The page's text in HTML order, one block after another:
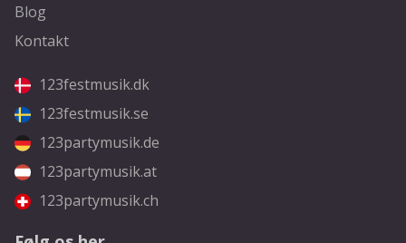
Blog
Kontakt
123festmusik.dk
123festmusik.se
123partymusik.de
123partymusik.at
123partymusik.ch